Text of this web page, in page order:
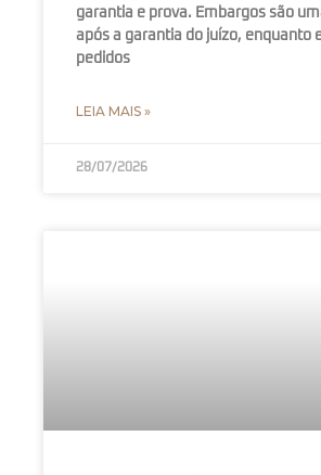
garantia e prova. Embargos são
após a garantia do juízo, enquanto
pedidos
LEIA MAIS »
28/07/2026